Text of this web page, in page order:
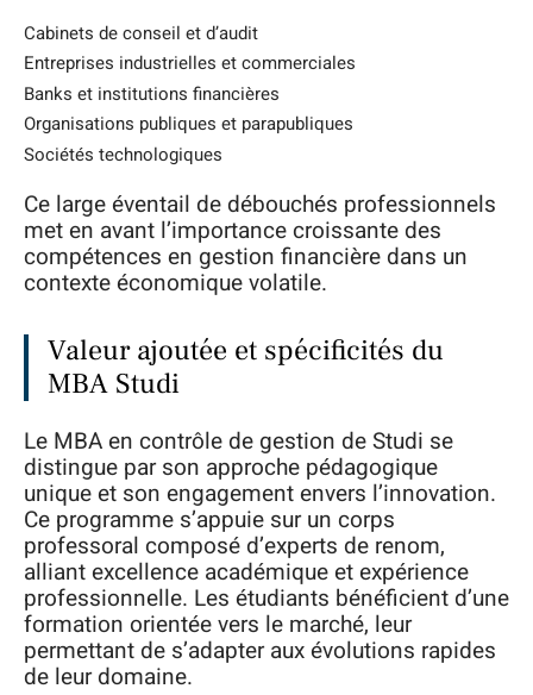
Cabinets de conseil et d’audit
Entreprises industrielles et commerciales
Banks et institutions financières
Organisations publiques et parapubliques
Sociétés technologiques
Ce large éventail de débouchés professionnels
met en avant l’importance croissante des
compétences en gestion financière dans un
contexte économique volatile.
Valeur ajoutée et spécificités du
MBA Studi
Le MBA en contrôle de gestion de Studi se
distingue par son approche pédagogique
unique et son engagement envers l’innovation.
Ce programme s’appuie sur un corps
professoral composé d’experts de renom,
alliant excellence académique et expérience
professionnelle. Les étudiants bénéficient d’une
formation orientée vers le marché, leur
permettant de s’adapter aux évolutions rapides
de leur domaine.